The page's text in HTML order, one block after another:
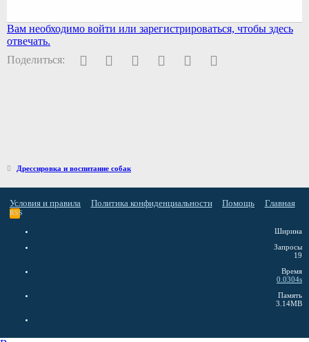
Вам необходимо войти или зарегистрироваться, чтобы здесь
отвечать.
Поделиться:
FacebookTwitter PinterestWhatsAppЭлектронная почта
Дрессировка и воспитание собак
Условия и правила Политика конфиденциальности Помощь Главная
RSS
Ширина
Запросы
19
Время
0.0304s
Память
3.14MB